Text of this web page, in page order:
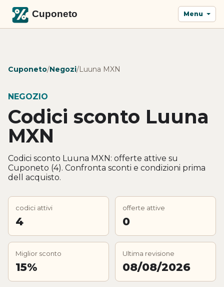
Menu
Cuponeto/Negozi/Luuna MXN
NEGOZIO
Codici sconto Luuna
MXN
Codici sconto Luuna MXN: offerte attive su
Cuponeto (4). Confronta sconti e condizioni prima
dell acquisto.
codici attivi
4
offerte attive
0
Miglior sconto
15%
Ultima revisione
08/08/2026